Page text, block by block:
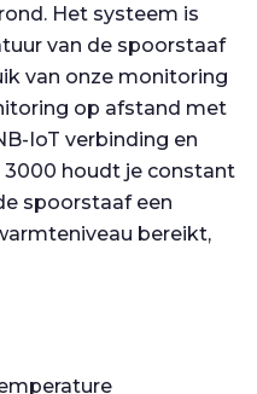
Het systeem is
van de spoorstaaf
van onze monitoring
op afstand met
IoT verbinding en
3000 houdt je constant
spoorstaaf een
bereikt,